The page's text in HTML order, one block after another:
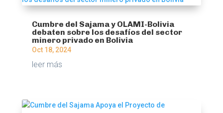
Cumbre del Sajama y OLAMI-Bolivia
debaten sobre los desafíos del sector
minero privado en Bolivia
Oct 18, 2024
leer más